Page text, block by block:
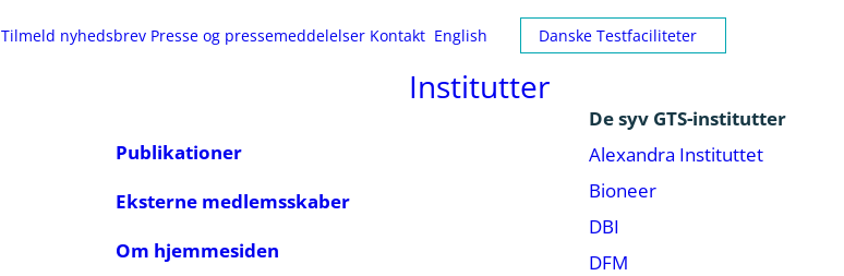
Tilmeld nyhedsbrev Presse og pressemeddelelser Kontakt English Danske Testfaciliteter
Publikationer
Eksterne medlemsskaber
Om hjemmesiden
Institutter
De syv GTS-institutter
Alexandra Instituttet
Bioneer
DBI
DFM